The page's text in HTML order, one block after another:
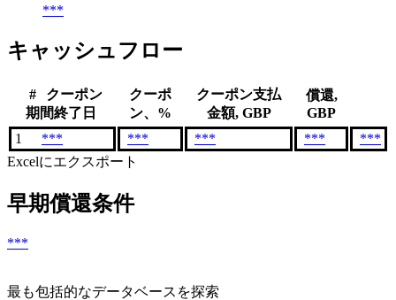
***
キャッシュフロー
#
クーポン
期間終了日
クーポ
ン、%
クーポン支払
金額, GBP
償還,
GBP
1
*** *** *** ***
***
Excelにエクスポート
早期償還条件
***
最も包括的なデータベースを探索